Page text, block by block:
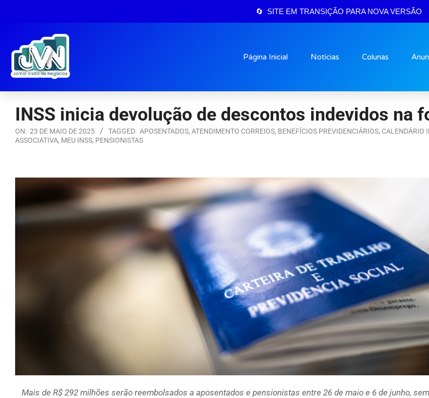
🔄 SITE EM TRANSIÇÃO PARA NOVA VERSÃO
Página Inicial Notícias Colunas
INSS inicia devolução de descontos indevidos na
ON: 23 DE MAIO DE 2025 TAGGED: APOSENTADOS, ATENDIMENTO CORREIOS, BENEFÍCIOS PREVIDENCIÁRIOS, CALENDÁRIO
ASSOCIATIVA, MEU INSS, PENSIONISTAS
Mais de R$ 292 milhões serão reembolsados a aposentados e pensionistas entre 26 de maio e 6 de junho,